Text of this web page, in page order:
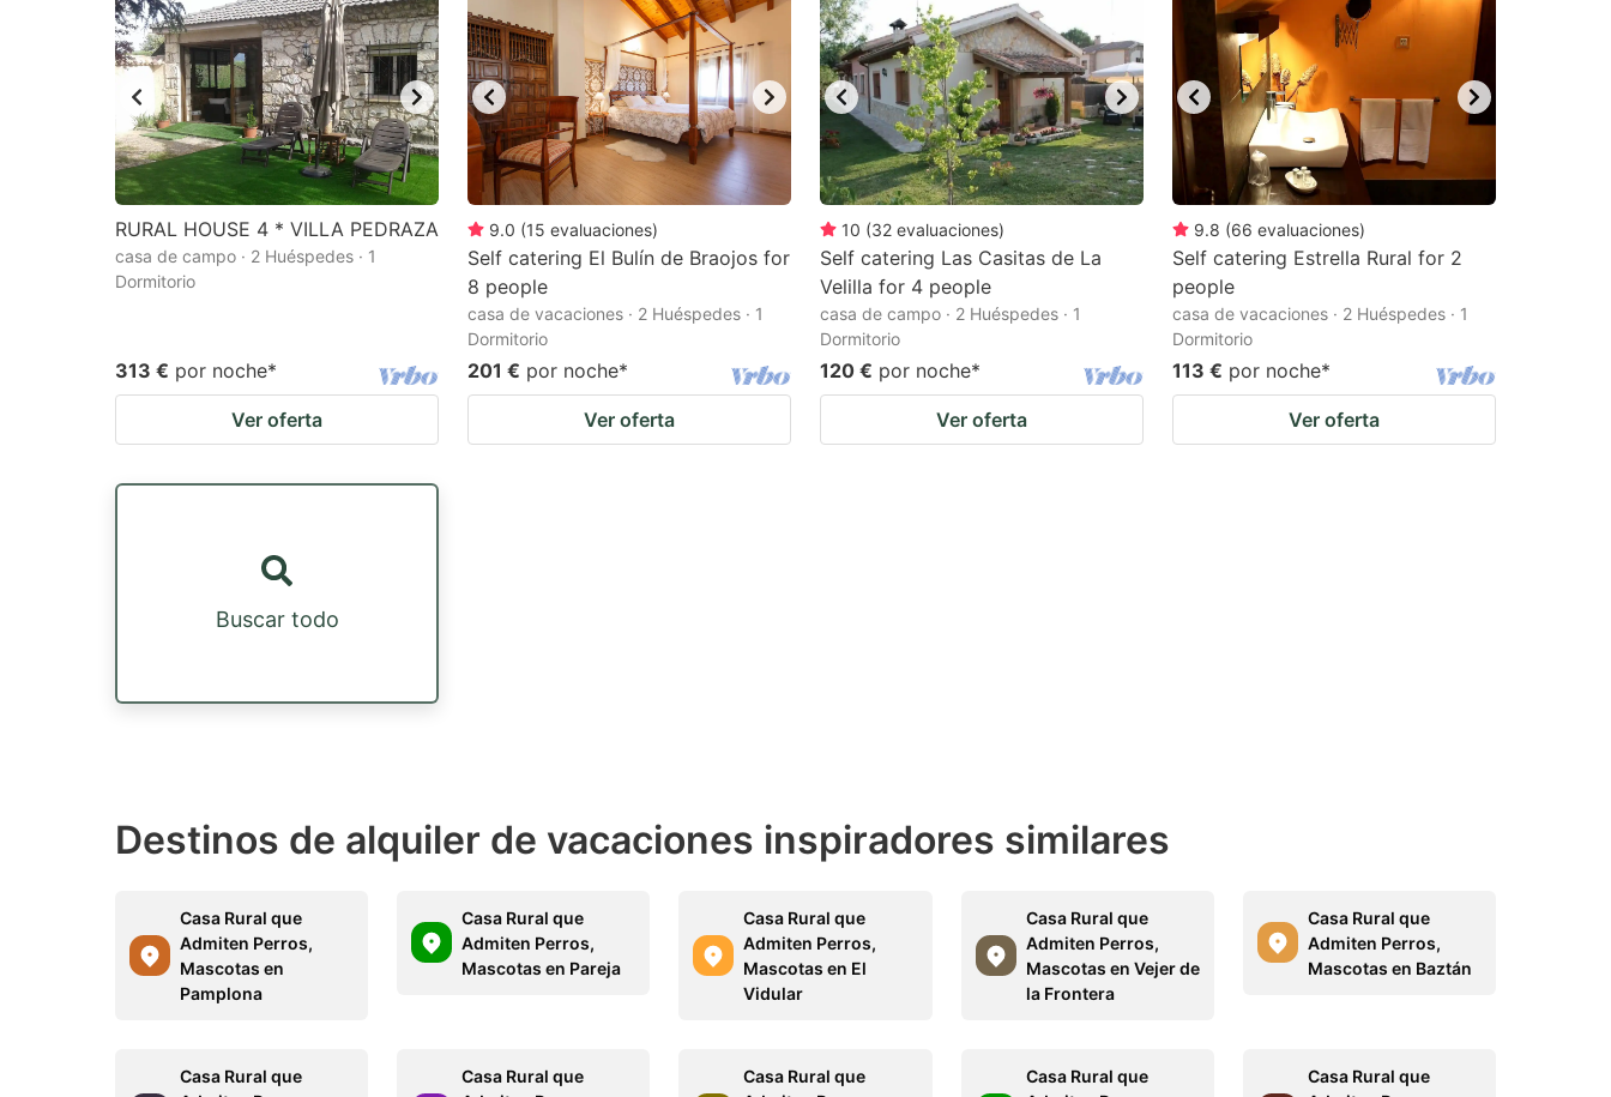
RURAL HOUSE 4 * VILLA PEDRAZA
casa de campo · 2 Huéspedes · 1
Dormitorio
313 € por noche*
Ver oferta
9.0 (15 evaluaciones)
Self catering El Bulín de Braojos for
8 people
casa de vacaciones · 2 Huéspedes · 1
Dormitorio
201 € por noche*
Ver oferta
10 (32 evaluaciones)
Self catering Las Casitas de La
Velilla for 4 people
casa de campo · 2 Huéspedes · 1
Dormitorio
120 € por noche*
Ver oferta
9.8 (66 evaluaciones)
Self catering Estrella Rural for 2
people
casa de vacaciones · 2 Huéspedes · 1
Dormitorio
113 € por noche*
Ver oferta
Buscar todo
Destinos de alquiler de vacaciones inspiradores similares
Casa Rural que
Admiten Perros,
Mascotas en
Pamplona
Casa Rural que
Admiten Perros,
Mascotas en Pareja
Casa Rural que
Admiten Perros,
Mascotas en El
Vidular
Casa Rural que
Admiten Perros,
Mascotas en Vejer de
la Frontera
Casa Rural que
Admiten Perros,
Mascotas en Baztán
Casa Rural que
Casa Rural que
Casa Rural que
Casa Rural que
Casa Rural que